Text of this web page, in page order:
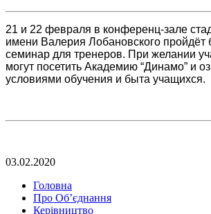
21 и 22 февраля в конференц-зале
имени Валерия Лобановского пройдёт
семинар для тренеров. При желании
могут посетить Академию “Динамо” и
условиями обучения и быта учащихся.
03.02.2020
Головна
Про Об’єднання
Керівництво